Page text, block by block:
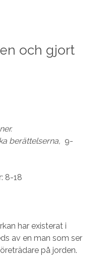
och gjort
berättelserna, 9-
8-18
har existerat i
av en man som ser
på jorden.